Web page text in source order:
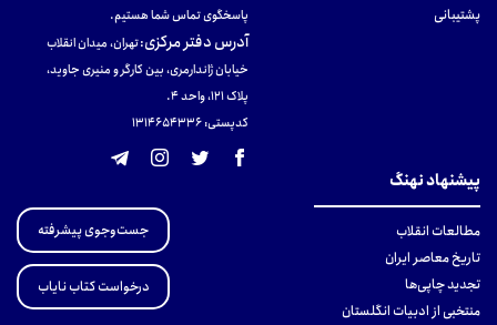
پشتیبانی
پاسخگوی تماس شما هستیم.
آدرس دفتر مرکزی:تهران، میدان انقلاب
خیابان ژاندارمری، بین کارگر و منیری جاوید،
پلاک 121، واحد ۴.
کدپستی: 131465433۶
پیشنهاد نهنگ
مطالعات انقلاب
تاریخ معاصر ایران
تجدید چاپی‌ها
منتخبی از ادبیات انگلستان
جست‌وجوی پیشرفته
درخواست کتاب نایاب